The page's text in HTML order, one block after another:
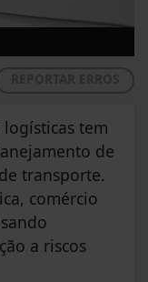
tem
de
transporte.
comércio
a riscos